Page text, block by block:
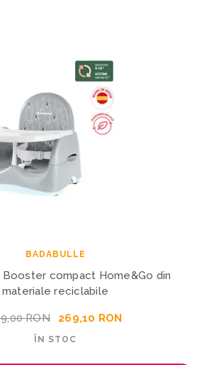
BADABULLE
Booster compact Home&Go din
materiale reciclabile
RON 269,10 RON
ÎN STOC